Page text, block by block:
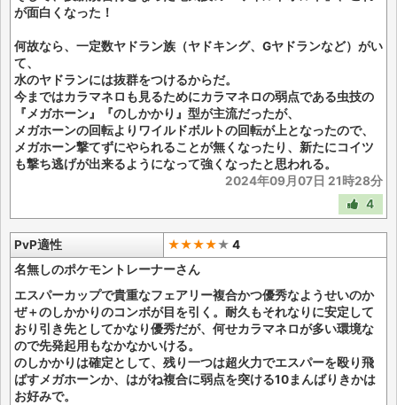
が面白くなった！
何故なら、一定数ヤドラン族（ヤドキング、Gヤドランなど）がい
て、
水のヤドランには抜群をつけるからだ。
今まではカラマネロも見るためにカラマネロの弱点である虫技の
『メガホーン』『のしかかり』型が主流だったが、
メガホーンの回転よりワイルドボルトの回転が上となったので、
メガホーン撃てずにやられることが無くなったり、新たにコイツ
も撃ち逃げが出来るようになって強くなったと思われる。
2024年09月07日 21時28分
4
PvP適性 ★★★★★ 4
名無しのポケモントレーナーさん
エスパーカップで貴重なフェアリー複合かつ優秀なようせいのか
ぜ＋のしかかりのコンボが目を引く。耐久もそれなりに安定して
おり引き先としてかなり優秀だが、何せカラマネロが多い環境な
ので先発起用もなかなかいける。
のしかかりは確定として、残り一つは超火力でエスパーを殴り飛
ばすメガホーンか、はがね複合に弱点を突ける10まんばりきかは
お好みで。